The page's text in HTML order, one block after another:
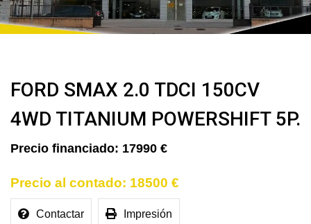
FORD SMAX 2.0 TDCI 150CV
4WD TITANIUM POWERSHIFT 5P.
17990 €
18500 €
Contactar Impresión